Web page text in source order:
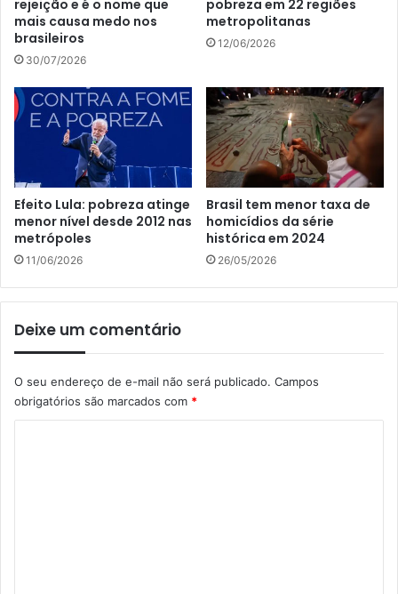
rejeição e é o nome que
mais causa medo nos
brasileiros
30/07/2026
pobreza em 22 regiões
metropolitanas
12/06/2026
Efeito Lula: pobreza atinge
menor nível desde 2012 nas
metrópoles
11/06/2026
Brasil tem menor taxa de
homicídios da série
histórica em 2024
26/05/2026
Deixe um comentário
O seu endereço de e-mail não será publicado. Campos
obrigatórios são marcados com *